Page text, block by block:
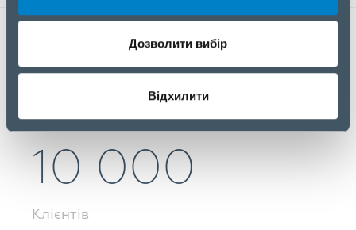
Дозволити вибір
Відхилити
40 000
Продуктів
10 000
Клієнтів